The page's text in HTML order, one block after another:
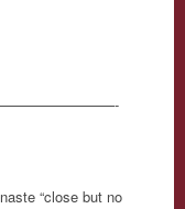
“close but no